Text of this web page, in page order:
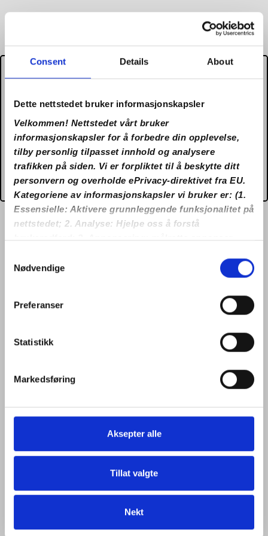
Consent Details About
Dette nettstedet bruker informasjonskapsler
Velkommen! Nettstedet vårt bruker
informasjonskapsler for å forbedre din opplevelse,
tilby personlig tilpasset innhold og analysere
trafikken på siden. Vi er forpliktet til å beskytte ditt
personvern og overholde ePrivacy-direktivet fra EU.
Kategoriene av informasjonskapsler vi bruker er: (1.
Essensielle: Aktivere grunnleggende funksjonalitet på
nettstedet; 2. Analyse: Hjelpe oss å forstå
brukeradferd; 3. Annonsering: målrette annonser
samtykker du til bruken av alle informasjonskapslene.
Besøk gjerne vår Personvernerklæring og Cookie-
Selection
Nødvendige
Preferanser
Statistikk
Markedsføring
Aksepter alle
Tillat valgte
Nekt
It appears that you are located
in US and due to Gambling
Regulations the domain
no.lilibet27.com does not
accept gambling from your
country.